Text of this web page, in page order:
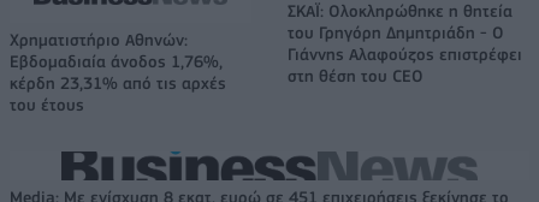
Χρηματιστήριο Αθηνών:
Εβδομαδιαία άνοδος 1,76%,
κέρδη 23,31% από τις αρχές
του έτους
ΣΚΑΪ: Ολοκληρώθηκε η θητεία
του Γρηγόρη Δημητριάδη - Ο
Γιάννης Αλαφούζος επιστρέφει
στη θέση του CEO
Media: Με ενίσχυση 8 εκατ. ευρώ σε 451 επιχειρήσεις ξεκίνησε το